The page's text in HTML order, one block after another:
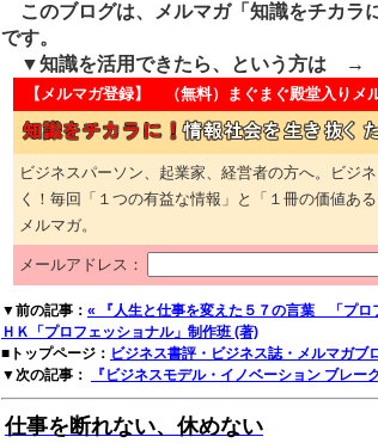
このブログは、メルマガ「知識をチカラ
です。
▼知識を活用できたら、という方は →
【メルマガ登録】 （無料） まぐまぐ殿堂入りメ
ビジネスパーソン、起業家、経営者の方へ。ビジ
く！毎回「１つの有益な情報」と「１冊の価値あ
メルマガ。
メールアドレス：
▼前の記事： « 『人生と仕事を変えた５７の言葉 「プロ
ＨＫ「プロフェッショナル」制作班 (著)
■トップページ： ビジネス書評・ビジネス誌・メルマガブ
▼次の記事：
『ビジネスモデル・イノベーション ブレ
仕事を断れない、休めない